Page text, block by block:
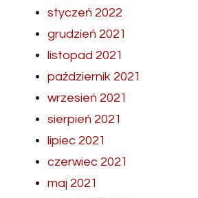
styczeń 2022
grudzień 2021
listopad 2021
październik 2021
wrzesień 2021
sierpień 2021
lipiec 2021
czerwiec 2021
maj 2021